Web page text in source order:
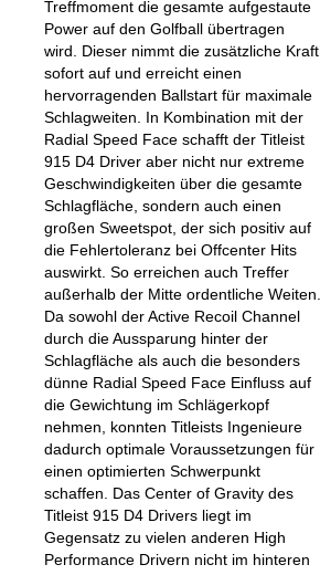
Treffmoment die gesamte aufgestaute
Power auf den Golfball übertragen
wird. Dieser nimmt die zusätzliche Kraft
sofort auf und erreicht einen
hervorragenden Ballstart für maximale
Schlagweiten. In Kombination mit der
Radial Speed Face schafft der Titleist
915 D4 Driver aber nicht nur extreme
Geschwindigkeiten über die gesamte
Schlagfläche, sondern auch einen
großen Sweetspot, der sich positiv auf
die Fehlertoleranz bei Offcenter Hits
auswirkt. So erreichen auch Treffer
außerhalb der Mitte ordentliche Weiten.
Da sowohl der Active Recoil Channel
durch die Aussparung hinter der
Schlagfläche als auch die besonders
dünne Radial Speed Face Einfluss auf
die Gewichtung im Schlägerkopf
nehmen, konnten Titleists Ingenieure
dadurch optimale Voraussetzungen für
einen optimierten Schwerpunkt
schaffen. Das Center of Gravity des
Titleist 915 D4 Drivers liegt im
Gegensatz zu vielen anderen High
Performance Drivern nicht im hinteren